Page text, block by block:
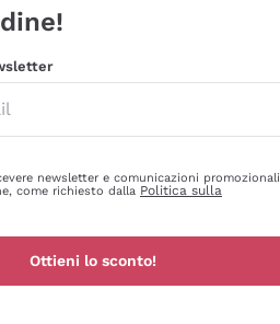
newsletter e comunicazioni promozionali
come richiesto dalla Politica sulla
Ottieni lo sconto!